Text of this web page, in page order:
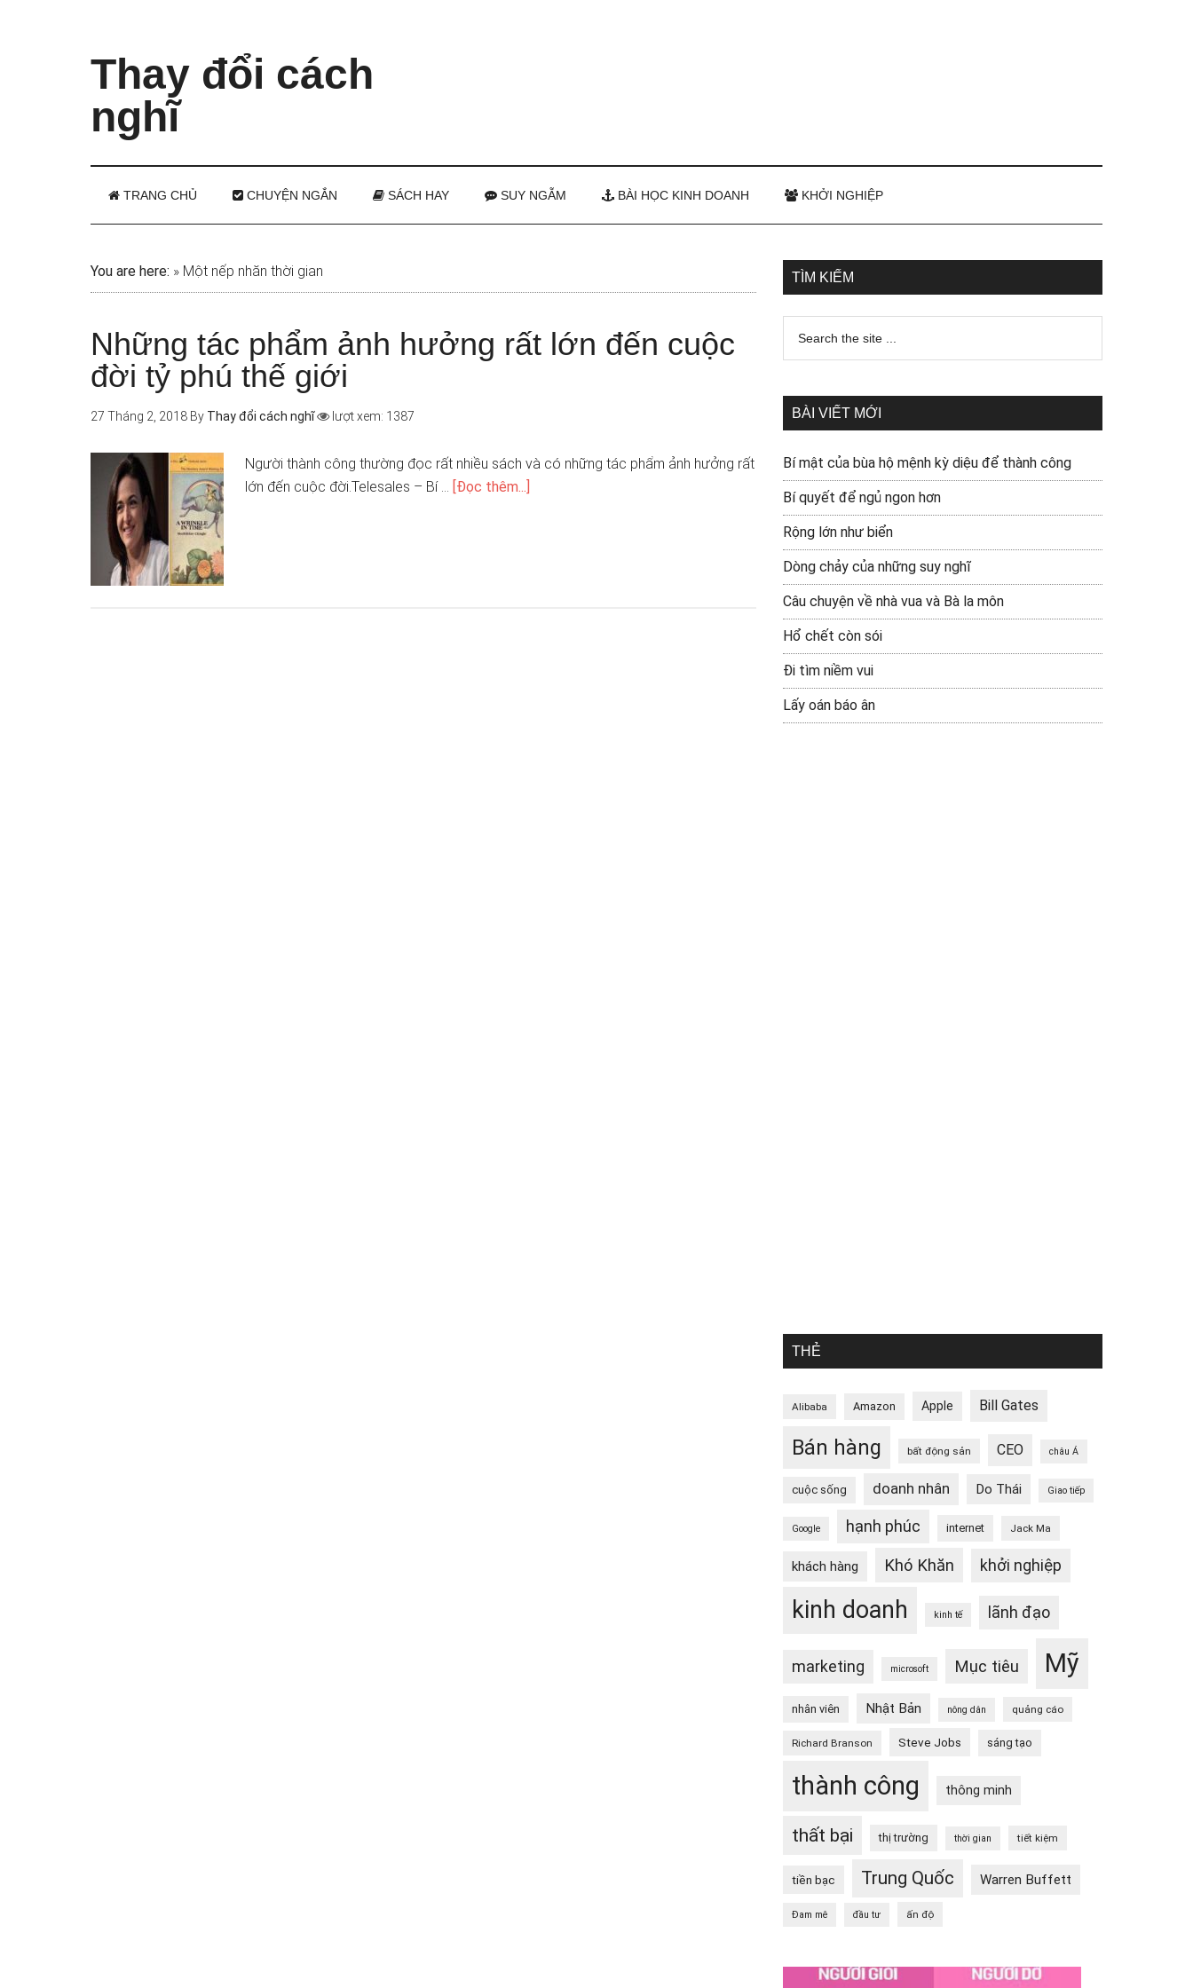
Thay đổi cách
nghĩ
TRANG CHỦ CHUYỆN NGẮN SÁCH HAY SUY NGẪM BÀI HỌC KINH DOANH KHỞI NGHIỆP
You are here: » Một nếp nhăn thời gian
Những tác phẩm ảnh hưởng rất lớn đến cuộc
đời tỷ phú thế giới
27 Tháng 2, 2018 By Thay đổi cách nghĩ lượt xem: 1387
Người thành công thường đọc rất nhiều sách và có những tác phẩm ảnh hưởng rất
lớn đến cuộc đời.Telesales – Bí … [Đọc thêm...]
TÌM KIẾM
BÀI VIẾT MỚI
Bí mật của bùa hộ mệnh kỳ diệu để thành công
Bí quyết để ngủ ngon hơn
Rộng lớn như biển
Dòng chảy của những suy nghĩ
Câu chuyện về nhà vua và Bà la môn
Hổ chết còn sói
Đi tìm niềm vui
Lấy oán báo ân
THẺ
Alibaba Amazon Apple Bill Gates
Bán hàng bất động sản CEO châu Á
cuộc sống doanh nhân Do Thái Giao tiếp
Google hạnh phúc internet Jack Ma
khách hàng Khó Khăn khởi nghiệp
kinh doanh kinh tế lãnh đạo
marketing microsoft Mục tiêu Mỹ
nhân viên Nhật Bản nông dân quảng cáo
Richard Branson Steve Jobs sáng tạo
thành công thông minh
thất bại thị trường thời gian tiết kiệm
tiền bạc Trung Quốc Warren Buffett
Đam mê đầu tư ấn độ